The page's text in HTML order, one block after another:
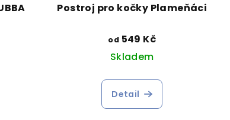
Postroj pro kočky Plameňáci
od 549 Kč
Skladem
Detail